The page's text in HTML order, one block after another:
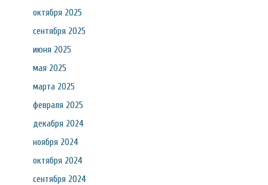
октября 2025
сентября 2025
июня 2025
мая 2025
марта 2025
февраля 2025
декабря 2024
ноября 2024
октября 2024
сентября 2024